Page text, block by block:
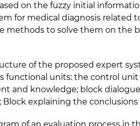
on the fuzzy initial
for medical diagnosis related
methods to solve them on the
of the proposed expert
functional units: the control
and knowledge; block
Block explaining the conclusions